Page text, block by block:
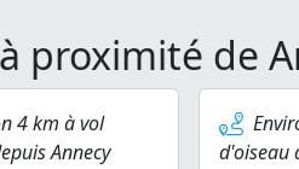
proximité de
4 km à vol
Annecy
d'oiseau